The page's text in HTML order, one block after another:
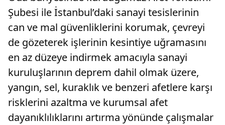
Şubesi ile İstanbul’daki sanayi tesislerinin
can ve mal güvenliklerini korumak, çevreyi
de gözeterek işlerinin kesintiye uğramasını
en az düzeye indirmek amacıyla sanayi
kuruluşlarının deprem dahil olmak üzere,
yangın, sel, kuraklık ve benzeri afetlere karşı
risklerini azaltma ve kurumsal afet
dayanıklılıklarını artırma yönünde çalışmalar